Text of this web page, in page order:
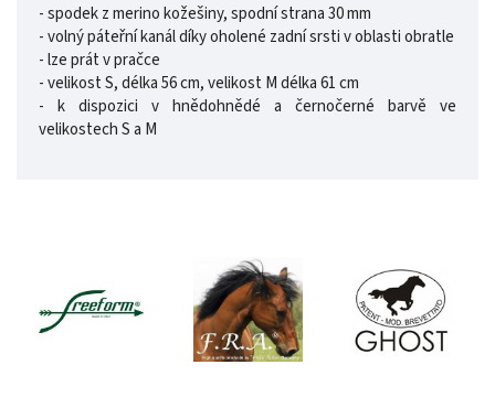
- spodek z merino kožešiny, spodní strana 30 mm
- volný páteřní kanál díky oholené zadní srsti v oblasti obratle
- lze prát v pračce
- velikost S, délka 56 cm, velikost M délka 61 cm
- k dispozici v hnědohnědé a černočerné barvě ve
velikostech S a M